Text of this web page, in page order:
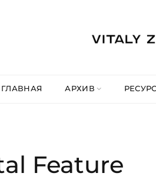
ГЛАВНАЯ АРХИВ
Feature